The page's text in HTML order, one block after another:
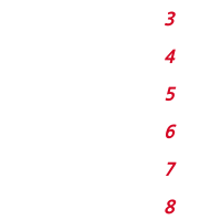
3
4
5
6
7
8